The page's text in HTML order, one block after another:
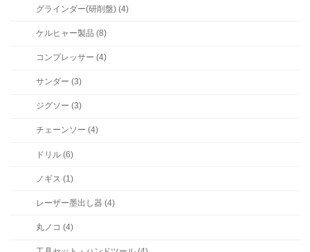
グラインダー(研削盤) (4)
ケルヒャー製品 (8)
コンプレッサー (4)
サンダー (3)
ジグソー (3)
チェーンソー (4)
ドリル (6)
ノギス (1)
レーザー墨出し器 (4)
丸ノコ (4)